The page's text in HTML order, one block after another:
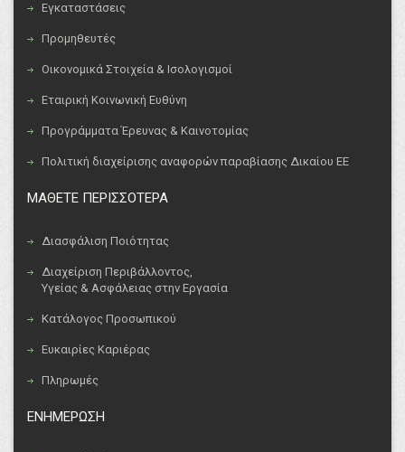
Εγκαταστάσεις
Προμηθευτές
Οικονομικά Στοιχεία & Ισολογισμοί
Εταιρική Κοινωνική Ευθύνη
Προγράμματα Έρευνας & Καινοτομίας
Πολιτική διαχείρισης αναφορών παραβίασης Δικαίου ΕΕ
ΜΑΘΕΤΕ ΠΕΡΙΣΣΟΤΕΡΑ
Διασφάλιση Ποιότητας
Διαχείριση Περιβάλλοντος,
Υγείας & Ασφάλειας στην Εργασία
Κατάλογος Προσωπικού
Ευκαιρίες Καριέρας
Πληρωμές
ΕΝΗΜΕΡΩΣΗ